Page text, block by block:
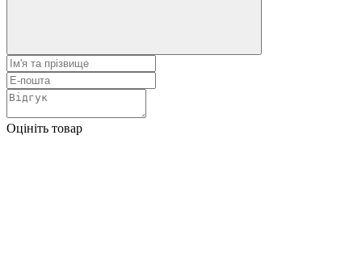
Оцініть товар